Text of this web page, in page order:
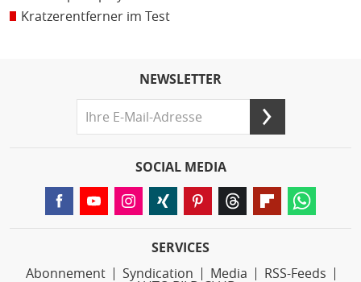
Kratzerentferner im Test
NEWSLETTER
SOCIAL MEDIA
SERVICES
Abonnement
Syndication Media
RSS-Feeds